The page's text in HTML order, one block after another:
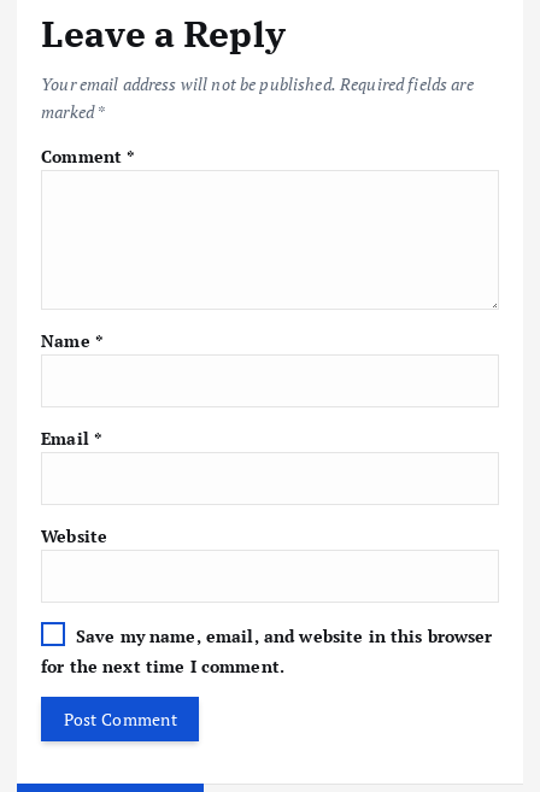
o
k
p
p k
Leave a Reply
Your email address will not be published. Required fields are
marked*
Comment*
Name *
Email *
Website
Save my name, email, and website in this browser
for the next time I comment.